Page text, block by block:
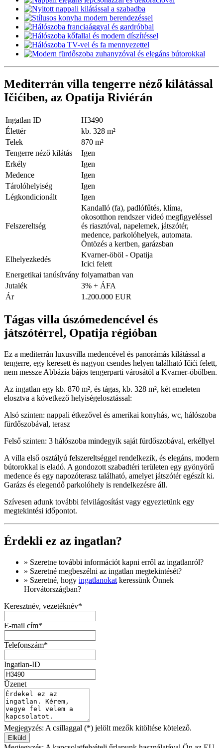
Mediterrán villa tengerre néző kilátással
Ičićiben, az Opatija Riviérán
Ingatlan ID
H3490
Élettér
kb. 328 m²
Telek
870 m²
Tengerre néző kilátás
Igen
Erkély
Igen
Medence
Igen
Tárolóhelyiség
Igen
Légkondicionált
Igen
Felszereltség
Kandalló (fa), padlófűtés, klíma,
okosotthon rendszer videó megfigyeléssel
és riasztóval, napelemek, játszótér,
medence, parkolóhelyek, automata.
Öntözés a kertben, garázsban
Elhelyezkedés
Kvarner-öböl - Opatija
Icici felett
Energetikai tanúsítvány folyamatban van
Jutalék
3% + ÁFA
Ár
1.200.000 EUR
Tágas villa úszómedencével és
játszótérrel, Opatija régióban
Ez a mediterrán luxusvilla medencével és panorámás kilátással a
tengerre, egy keresett és nagyon csendes helyen található Ičići felett,
nem messze Abbázia bájos tengerparti városától a Kvarner-öbölben.
Az ingatlan egy kb. 870 m², és tágas, kb. 328 m², két emeleten
elosztva a következő helyiségelosztással:
Alsó szinten: nappali étkezővel és amerikai konyhás, wc, hálószoba
fürdőszobával, terasz
Felső szinten: 3 hálószoba mindegyik saját fürdőszobával, erkéllyel
A villa első osztályú felszereltséggel rendelkezik, és elegáns, modern
bútorokkal is eladó. A gondozott szabadtéri területen egy gyönyörű
medence és egy napozóterasz található, amelyet játszótér egészít ki.
Garázs és elegendő parkolóhely is rendelkezésre áll.
Szívesen adunk további felvilágosítást vagy egyeztetünk egy
megtekintési időpontot.
Érdekli ez az ingatlan?
» Szeretne további információt kapni erről az ingatlanról?
» Szeretné megbeszélni az ingatlan megtekintését?
» Szeretné, hogy ingatlanokat keressünk Önnek
Horvátországban?
Keresztnév, vezetéknév*
E-mail cím*
Telefonszám*
Ingatlan-ID
Üzenet
Megjegyzés: A csillaggal (*) jelölt mezők kitöltése kötelező.